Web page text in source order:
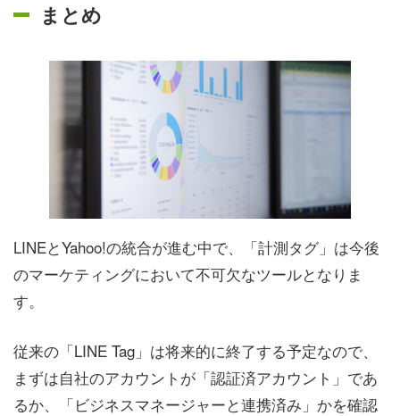
まとめ
LINEとYahoo!の統合が進む中で、「計測タグ」は今後
のマーケティングにおいて不可欠なツールとなりま
す。
従来の「LINE Tag」は将来的に終了する予定なので、
まずは自社のアカウントが「認証済アカウント」であ
るか、「ビジネスマネージャーと連携済み」かを確認